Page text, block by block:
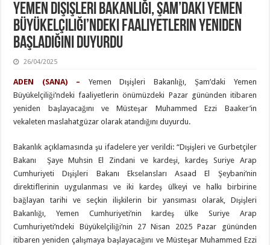
Yemen Dışişleri Bakanlığı, Şam’daki Yemen
Büyükelçiliği’ndeki Faaliyetlerin Yeniden
Başladığını Duyurdu
26/04/2025
ADEN (SANA) – Yemen Dışişleri Bakanlığı, Şam’daki Yemen
Büyükelçiliği’ndeki faaliyetlerin önümüzdeki Pazar gününden itibaren
yeniden başlayacağını ve Müsteşar Muhammed Ezzi Baaker’in
vekaleten maslahatgüzar olarak atandığını duyurdu.
Bakanlık açıklamasında şu ifadelere yer verildi: “Dışişleri ve Gurbetçiler
Bakanı Şaye Muhsin El Zindani ve kardeşi, kardeş Suriye Arap
Cumhuriyeti Dışişleri Bakanı Ekselansları Asaad El Şeybani’nin
direktiflerinin uygulanması ve iki kardeş ülkeyi ve halkı birbirine
bağlayan tarihi ve seçkin ilişkilerin bir yansıması olarak, Dışişleri
Bakanlığı, Yemen Cumhuriyeti’nin kardeş ülke Suriye Arap
Cumhuriyeti’ndeki Büyükelçiliği’nin 27 Nisan 2025 Pazar gününden
itibaren yeniden çalışmaya başlayacağını ve Müsteşar Muhammed Ezzi